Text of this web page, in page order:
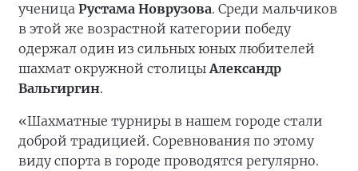
ученица Рустама Новрузова. Среди мальчиков
в этой же возрастной категории победу
одержал один из сильных юных любителей
шахмат окружной столицыАлександр
Вальгиргин.
«Шахматные турниры в нашем городе стали
доброй традицией. Соревнования по этому
виду спорта в городе проводятся регулярно.